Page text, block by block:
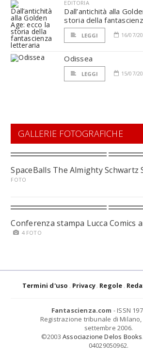
EDITORIA
Dall’antichità alla
storia della
LEGGI 16/07/
Odissea
LEGGI 15/07/
GALLERIE FOTOGRAFICHE
SpaceBalls The Almighty Schwartz
FOTO
Conferenza stampa Lucca Comics
4 FOTO
Termini d'uso Privacy Regole
Fantascienza.com - ISSN
Registrazione tribunale di Milano,
settembre 2006.
©2003 Associazione Delos Books
04029050962.